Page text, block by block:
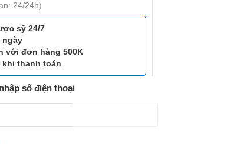
24/24h)
sỹ 24/7
ngày
với đơn hàng 500K
khi thanh toán
số điện thoại